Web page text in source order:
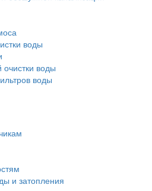
воды
очистки воды
воды
и затопления